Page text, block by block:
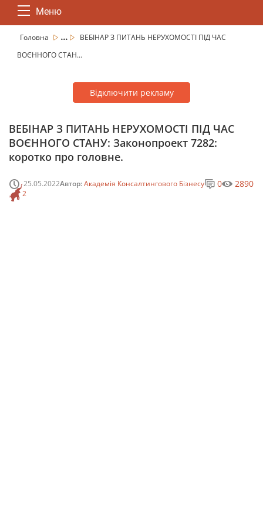
Меню
Головна ...
ВЕБІНАР З ПИТАНЬ НЕРУХОМОСТІ ПІД ЧАС
ВОЄННОГО СТАН...
Відключити рекламу
ВЕБІНАР З ПИТАНЬ НЕРУХОМОСТІ ПІД ЧАС
ВОЄННОГО СТАНУ: Законопроект 7282:
коротко про головне.
25.05.2022Автор:Академія Консалтингового Бізнесу
2
0 2890